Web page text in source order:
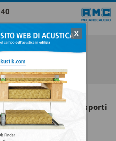
X
TSR 70X70
AKUSTIK+SYLOMER®
supporti